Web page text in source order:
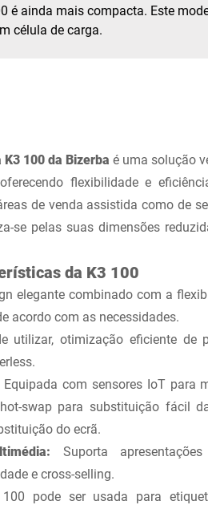
é ainda mais compacta. Este
célula de carga.
100 da Bizerba é uma solução
flexibilidade e
de venda assistida como de
se pelas suas dimensões
da K3 100
elegante combinado com a
acordo com as necessidades.
utilizar, otimização eficiente de
Equipada com sensores IoT para
swap para substituição fácil
do ecrã.
Suporta
e cross-selling.
pode ser usada para